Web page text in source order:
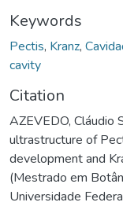
Keywords
Pectis, Kranz,
cavity
Citation
AZEVEDO, Cláudio
ultrastructure of
development and
(Mestrado em
Universidade